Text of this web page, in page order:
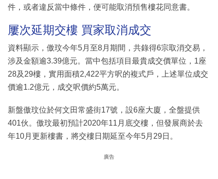
件，或者違反當中條件，便可能取消預售樓花同意書。
屢次延期交樓 買家取消成交
資料顯示，傲玟今年5月至8月期間，共錄得6宗取消交易，
涉及金額逾3.39億元。當中包括項目最貴成交價單位，1座
28及29樓，實用面積2,422平方呎的複式戶，上述單位成交
價逾1.2億元，成交呎價約5萬元。
新盤傲玟位於何文田常盛街17號，設6座大廈，全盤提供
401伙。傲玟最初預計2020年11月底交樓，但發展商於去
年10月更新樓書，將交樓日期延至今年5月29日。
廣告